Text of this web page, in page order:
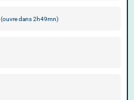
(ouvre dans 2h49mn)